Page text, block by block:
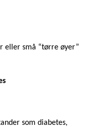
eller små “tørre øyer”
som diabetes,